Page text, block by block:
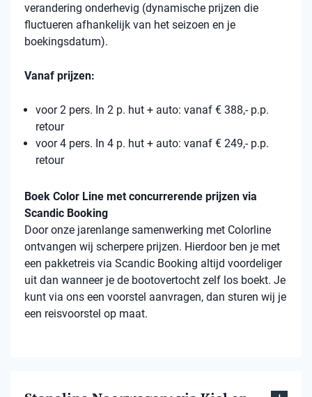
verandering onderhevig (dynamische prijzen die
fluctueren afhankelijk van het seizoen en je
boekingsdatum).
Vanaf prijzen:
voor 2 pers. In 2 p. hut + auto: vanaf € 388,- p.p.
retour
voor 4 pers. In 4 p. hut + auto: vanaf € 249,- p.p.
retour
Boek Color Line met concurrerende prijzen via
Scandic Booking
Door onze jarenlange samenwerking met Colorline
ontvangen wij scherpere prijzen. Hierdoor ben je met
een pakketreis via Scandic Booking altijd voordeliger
uit dan wanneer je de bootovertocht zelf los boekt. Je
kunt via ons een voorstel aanvragen, dan sturen wij je
een reisvoorstel op maat.